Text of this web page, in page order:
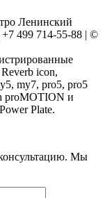
Ленинский
+7 499 714-55-88 | ©
icon,
my7, pro5, pro5
proMOTION и
Plate.
Мы